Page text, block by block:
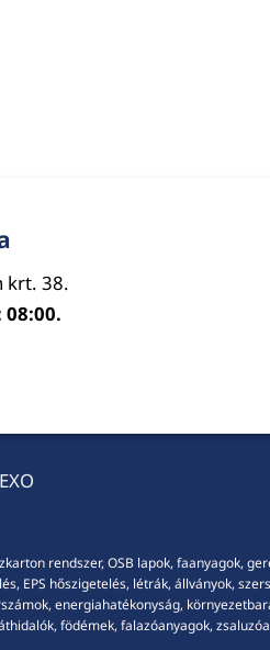
krt. 38.
rendszer, OSB lapok, faanyagok,
EPS hőszigetelés, létrák, állványok,
energiahatékonyság,
födémek, falazóanyagok,